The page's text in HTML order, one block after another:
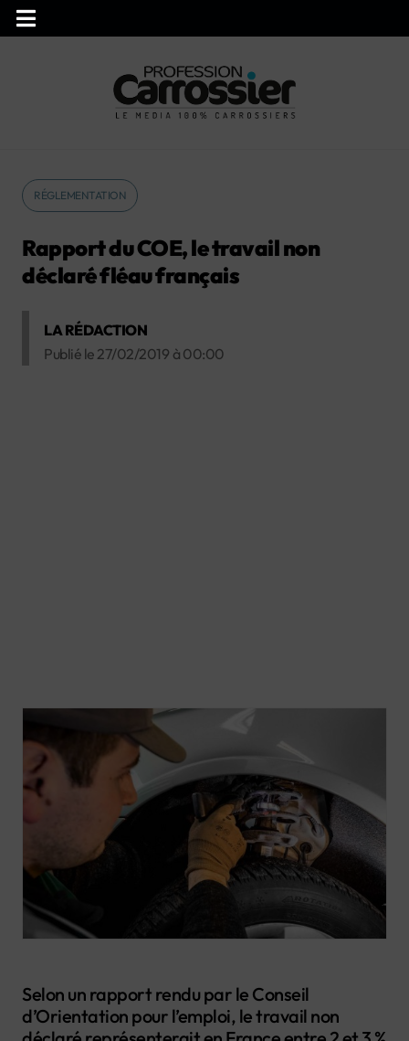
RÉGLEMENTATION
Rapport du COE, le travail non
déclaré fléau français
LA RÉDACTION
Publié le 27/02/2019 à 00:00
Selon un rapport rendu par le Conseil
d’Orientation pour l’emploi, le travail non